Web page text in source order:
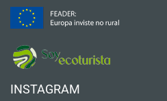
INSTAGRAM